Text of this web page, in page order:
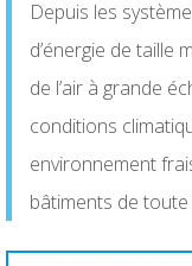
Depuis les
d’énergie de taille
de l’air à grande
conditions
environnement
bâtiments de